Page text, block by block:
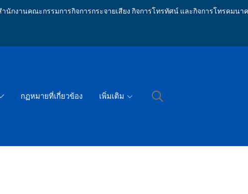
นักงานคณะกรรมการกิจการกระจายเสียง กิจการโทรทัศน์ และกิจการโทรคมนา
กฏหมายที่เกี่ยวข้อง เพิ่มเติม